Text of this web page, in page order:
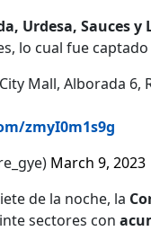
Urdesa, Sauces y
lo cual fue
Mall, Alborada 6,
zmyI0m1s9g
March 9, 2023
de la noche, la
sectores con